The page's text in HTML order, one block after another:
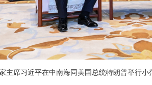
主席习近平在中南海同美国总统特朗普举行小